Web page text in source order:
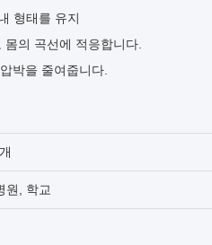
형태를 유지
의 곡선에 적응합니다.
박을 줄여줍니다.
원, 학교